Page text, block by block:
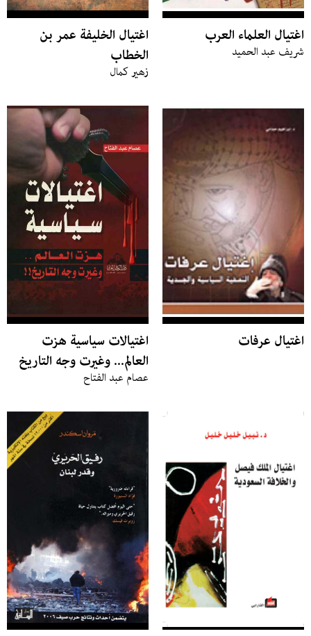
اغتيال العلماء العرب
شريف عبد الحميد
اغتيال الخليفة عمر بن
الخطاب
زهير كمال
اغتيال عرفات
اغتيالات سياسية هزت
العالم... وغيرت وجه التاريخ
عصام عبد الفتاح